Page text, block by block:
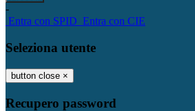
-
Entra con SPID Entra con CIE
Seleziona utente
button close ×
Recupero password